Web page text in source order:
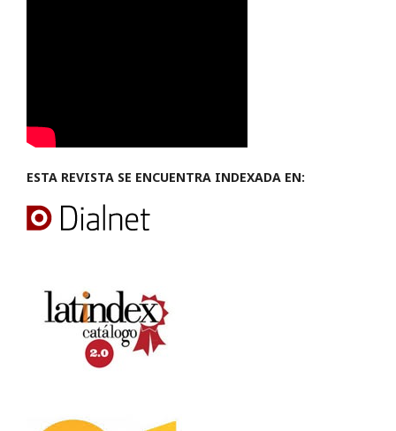
ESTA REVISTA SE ENCUENTRA INDEXADA EN: